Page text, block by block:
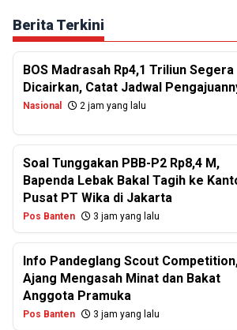
Berita Terkini
BOS Madrasah Rp4,1 Triliun Segera
Dicairkan, Catat Jadwal
Nasional 2 jam yang lalu
Soal Tunggakan PBB-P2 Rp8,4 M,
Bapenda Lebak Bakal Tagih ke
Pusat PT Wika di Jakarta
Pos Banten 3 jam yang lalu
Info Pandeglang Scout
Ajang Mengasah Minat dan Bakat
Anggota Pramuka
Pos Banten 3 jam yang lalu